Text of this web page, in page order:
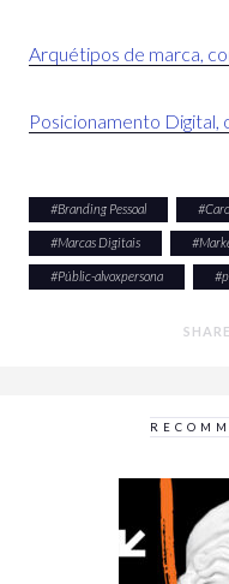
Arquétipos de marca,
Posicionamento Digital,
#Branding Pessoal #
#Marcas Digitais #
#Públic-alvoxpersona #
SHARE